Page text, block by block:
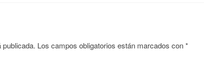
Los campos obligatorios están marcados con*